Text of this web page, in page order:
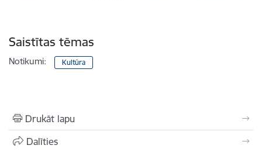
Saistītas tēmas
Notikumi: Kultūra
Drukāt lapu
Dalīties